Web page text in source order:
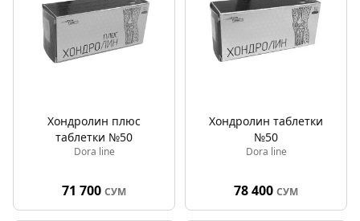
Хондролин плюс
таблетки №50
Dora line
71 700 СУМ
Хондролин таблетки
№50
Dora line
78 400 СУМ